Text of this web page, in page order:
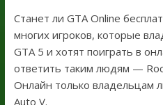
Станет ли GTA Online
многих игроков, которые
GTA 5 и хотят поиграть в
ответить таким людям —
Онлайн только владельцам
Auto V.